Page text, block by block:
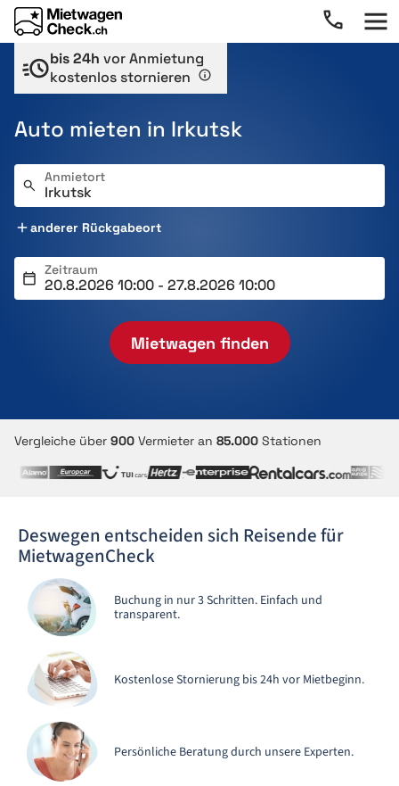
bis 24h vor Anmietung
kostenlos stornieren
Auto mieten in Irkutsk
Anmietort
anderer Rückgabeort
Zeitraum
Mietwagen finden
Vergleiche über 900 Vermieter an 85.000 Stationen
Deswegen entscheiden sich Reisende für
MietwagenCheck
Buchung in nur 3 Schritten. Einfach und
transparent.
Kostenlose Stornierung bis 24h vor Mietbeginn.
Persönliche Beratung durch unsere Experten.